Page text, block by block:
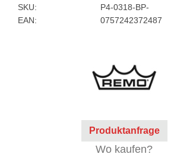
SKU:
P4-0318-BP-
EAN:
0757242372487
Produktanfrage
Wo kaufen?